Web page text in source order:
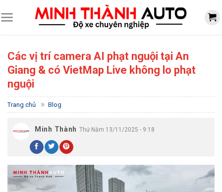
to
Các vị trí camera AI phạt nguội tại An
Giang & có VietMap Live không lo phạt
nguội
Trang chủ » Blog
Minh Thành Thứ Năm 13/11/2025 - 9:18